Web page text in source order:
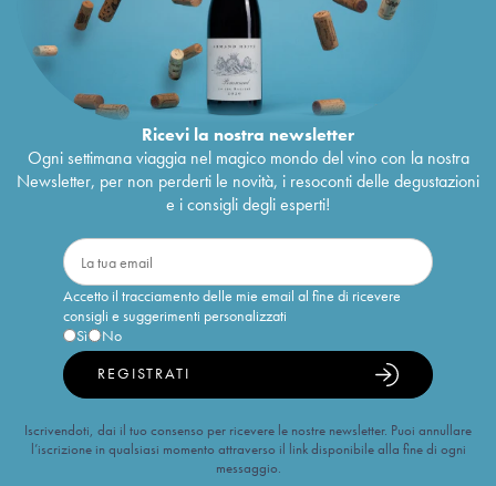
Ricevi la nostra newsletter
Ogni settimana viaggia nel magico mondo del vino con la nostra
Newsletter, per non perderti le novità, i resoconti delle degustazioni
e i consigli degli esperti!
Accetto il tracciamento delle mie email al fine di ricevere
consigli e suggerimenti personalizzati
Sì
No
REGISTRATI
Iscrivendoti, dai il tuo consenso per ricevere le nostre newsletter. Puoi annullare
l’iscrizione in qualsiasi momento attraverso il link disponibile alla fine di ogni
messaggio.